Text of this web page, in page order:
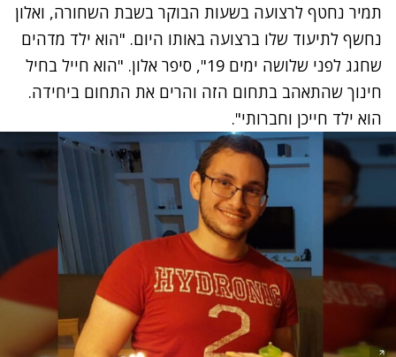
תמיר נחטף לרצועה בשעות הבוקר בשבת השחורה, ואלון
נחשף לתיעוד שלו ברצועה באותו היום. "הוא ילד מדהים
שחגג לפני שלושה ימים 19", סיפר אלון. "הוא חייל בחיל
חינוך שהתאהב בתחום הזה והרים את התחום ביחידה.
הוא ילד חייכן וחברותי".